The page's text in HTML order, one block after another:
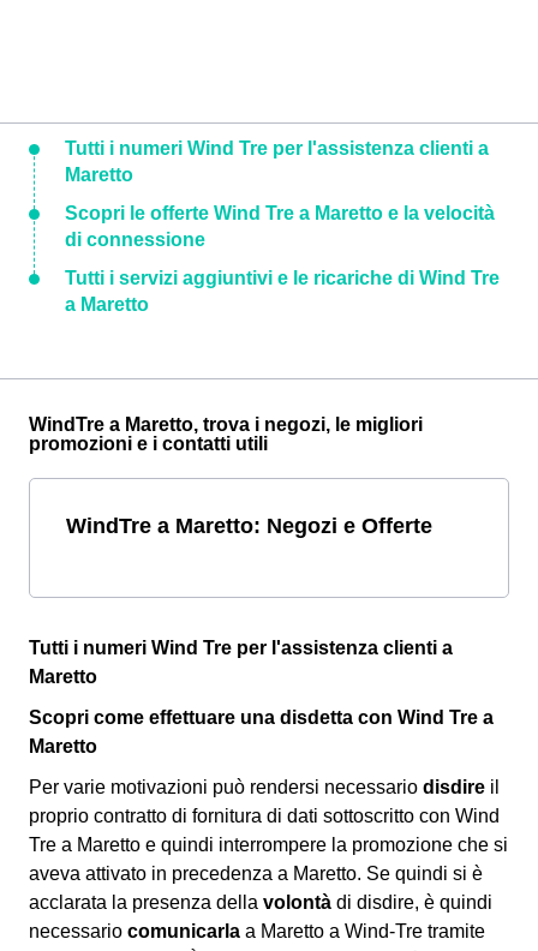
Tutti i numeri Wind Tre per l'assistenza clienti a
Maretto
Scopri le offerte Wind Tre a Maretto e la velocità
di connessione
Tutti i servizi aggiuntivi e le ricariche di Wind Tre
a Maretto
WindTre a Maretto, trova i negozi, le migliori
promozioni e i contatti utili
WindTre a Maretto: Negozi e Offerte
Tutti i numeri Wind Tre per l'assistenza clienti a
Maretto
Scopri come effettuare una disdetta con Wind Tre a
Maretto
Per varie motivazioni può rendersi necessario disdire il
proprio contratto di fornitura di dati sottoscritto con Wind
Tre a Maretto e quindi interrompere la promozione che si
aveva attivato in precedenza a Maretto. Se quindi si è
acclarata la presenza della volontà di disdire, è quindi
necessario comunicarla a Maretto a Wind-Tre tramite